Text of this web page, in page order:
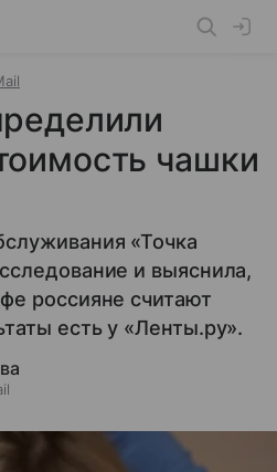
чашки
«Точка
и выяснила,
россияне считают
есть у «Ленты.ру».